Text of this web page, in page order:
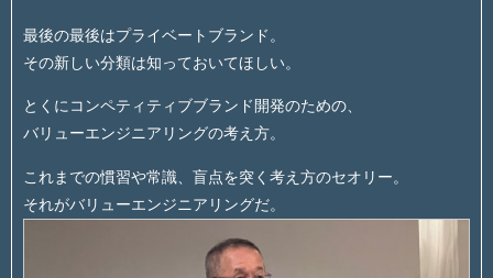
最後の最後はプライベートブランド。
その新しい分類は知っておいてほしい。
とくにコンペティティブブランド開発のための、
バリューエンジニアリングの考え方。
これまでの慣習や常識、盲点を突く考え方のセオリー。
それがバリューエンジニアリングだ。